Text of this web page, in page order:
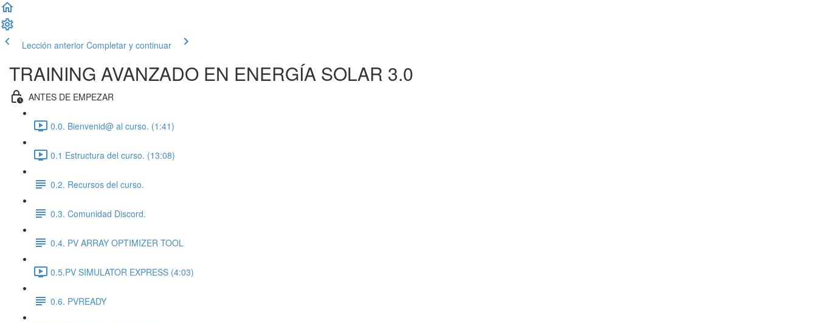
Lección anterior Completar y continuar
TRAINING AVANZADO EN ENERGÍA SOLAR 3.0
ANTES DE EMPEZAR
0.0. Bienvenid@ al curso. (1:41)
0.1 Estructura del curso. (13:08)
0.2. Recursos del curso.
0.3. Comunidad Discord.
0.4. PV ARRAY OPTIMIZER TOOL
0.5.PV SIMULATOR EXPRESS (4:03)
0.6. PVREADY